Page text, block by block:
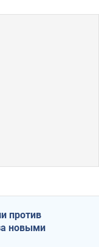
против
новыми